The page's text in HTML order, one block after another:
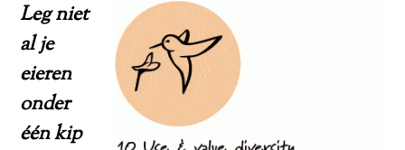
Leg niet
al je
eieren
onder
één kip